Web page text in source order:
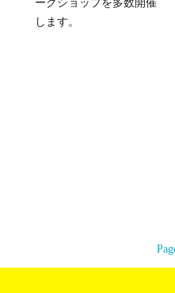
します。